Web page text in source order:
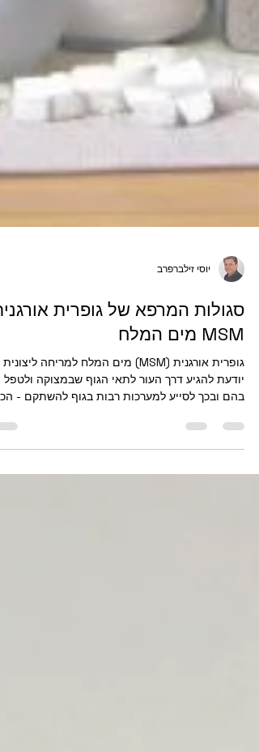
יוסי זילברפרב
MSM מים המלח
גופרית אורגנית (MSM) מים המלח למריחה ליצונית
יודעת להגיע דרך העור לתאי הגוף שבמצוקה ולטפל
בכתבה. במוצר המשולב, המכיל גם מגנזיום איכותי
מרגישים את השינוי - הפלא של הטבע.